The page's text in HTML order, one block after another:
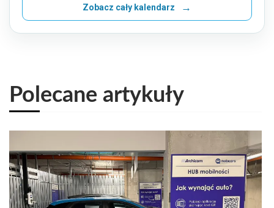
Zobacz cały kalendarz
Polecane artykuły